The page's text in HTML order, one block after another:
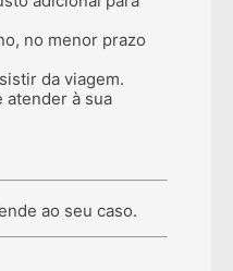
no menor prazo
da viagem.
atender à sua
ao seu caso.